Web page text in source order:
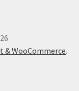
WooCommerce.